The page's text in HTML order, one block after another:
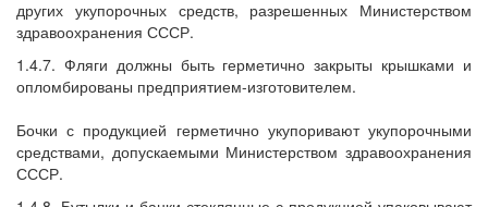
других укупорочных средств, разрешенных Министерством
здравоохранения СССР.
1.4.7. Фляги должны быть герметично закрыты крышками и
опломбированы предприятием-изготовителем.
Бочки с продукцией герметично укупоривают укупорочными
средствами, допускаемыми Министерством здравоохранения
СССР.